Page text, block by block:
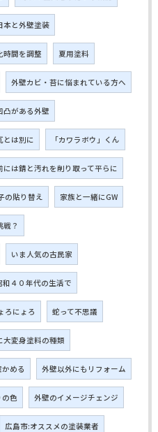
本と外壁塗装
時間を調整 夏用塗料
外壁カビ・苔に悩まれている方へ
凸がある外壁
とは別に 「カワラボウ」くん
には錆と汚れを削り取って平らに
の貼り替え 家族と一緒にGW
戦？
いま人気の古民家
和４０年代の生活で
ろにょろ 蛇って不思議
大変身塗料の種類
める 外壁以外にもリフォーム
色 外壁のイメージチェンジ
広島市:オススメの塗装業者